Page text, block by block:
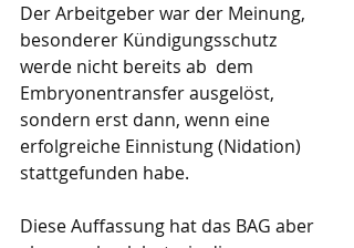
Der Arbeitgeber war der Meinung,
besonderer Kündigungsschutz
werde nicht bereits ab  dem
Embryonentransfer ausgelöst,
sondern erst dann, wenn eine
erfolgreiche Einnistung (Nidation)
stattgefunden habe.
Diese Auffassung hat das BAG aber